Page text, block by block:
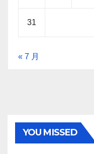
31
« 7 月
YOU MISSED